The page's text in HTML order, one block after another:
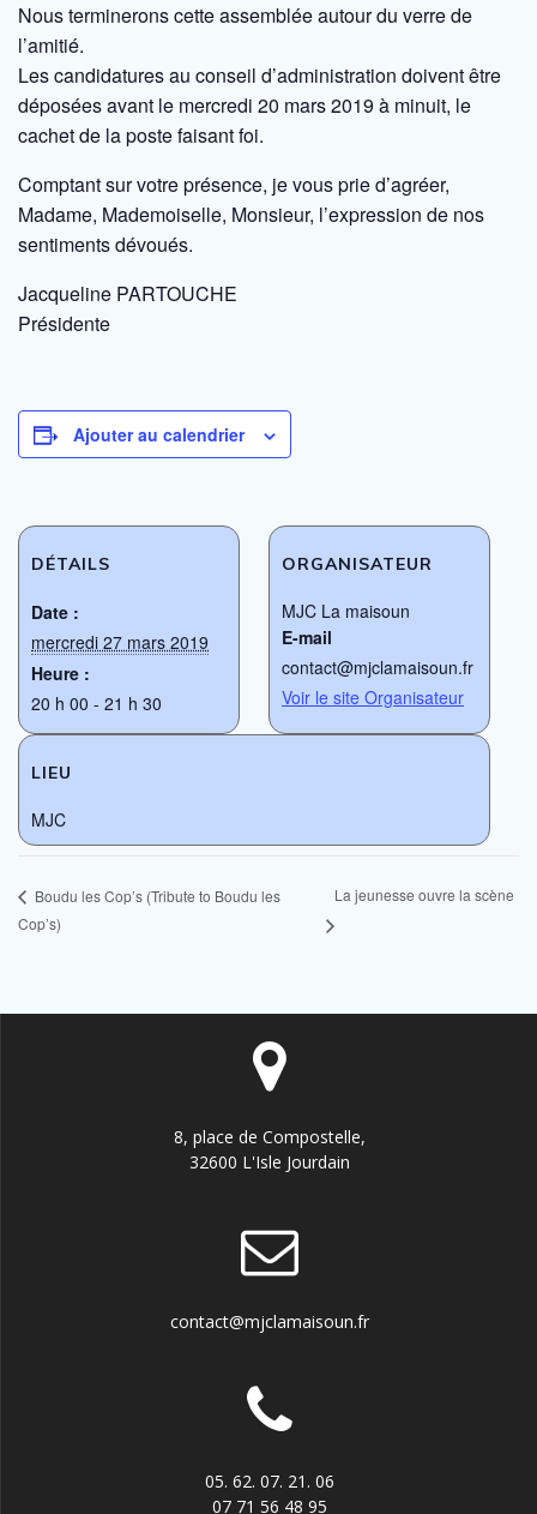
Nous terminerons cette assemblée autour du verre de
l’amitié.
Les candidatures au conseil d’administration doivent être
déposées avant le mercredi 20 mars 2019 à minuit, le
cachet de la poste faisant foi.
Comptant sur votre présence, je vous prie d’agréer,
Madame, Mademoiselle, Monsieur, l’expression de nos
sentiments dévoués.
Jacqueline PARTOUCHE
Présidente
Ajouter au calendrier
DÉTAILS
Date :
mercredi 27 mars 2019
Heure :
20 h 00 - 21 h 30
LIEU
MJC
ORGANISATEUR
MJC La maisoun
E-mail
contact@mjclamaisoun.fr
Voir le site Organisateur
Boudu les Cop’s (Tribute to Boudu les
Cop’s)
La jeunesse ouvre la scène
8, place de Compostelle,
32600 L'Isle Jourdain
contact@mjclamaisoun.fr
05. 62. 07. 21. 06
07 71 56 48 95